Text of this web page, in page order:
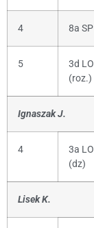
4 8a SP
5
3d LO
(roz.)
Ignaszak J.
4
3a LO
(dz)
Lisek K.